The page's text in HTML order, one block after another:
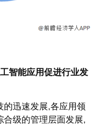
智能应用促进行业发
的迅速发展,各应用领
合级的管理层面发展,